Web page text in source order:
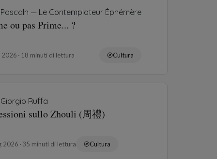
Pascaln — Le Contemplateur Éphémère
ou pas Prime... ?
2026 18 minuti di lettura Cultura
Giorgio Ruffa
sullo Zhouli (周禮)
2026 35 minuti di lettura Cultura